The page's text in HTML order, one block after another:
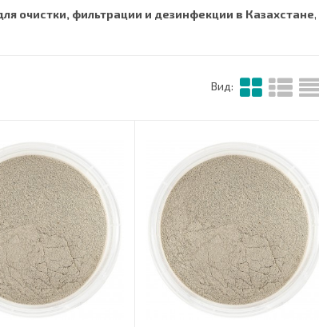
очистки, фильтрации и дезинфекции в Казахстане,
Вид: